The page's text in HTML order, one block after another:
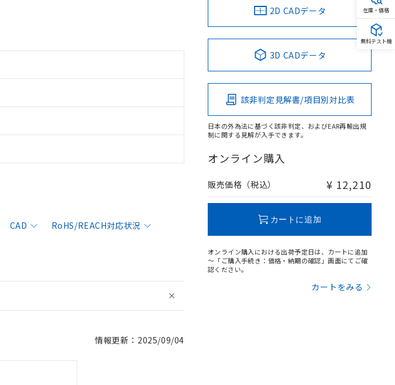
CAD
RoHS/REACH対応状況
情報更新：2025/09/04
2D CADデータ
3D CADデータ
該非判定見解書/項目別対比表
日本の外為法に基づく該非判定、およびEAR再輸出規
制に関する見解が入手できます。
オンライン購入
販売価格（税込） ¥ 12,210
カートに追加
オンライン購入における出荷予定日は、カートに追加
～「ご購入手続き：価格・納期の確認」画面にてご確
認ください。
カートをみる
在庫・価格
無料テスト機